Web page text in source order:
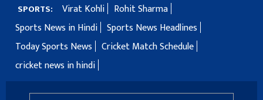
SPORTS: Virat Kohli
Rohit Sharma
Sports News in Hindi Sports News Headlines
Today Sports News
Cricket Match Schedule
cricket news in hindi